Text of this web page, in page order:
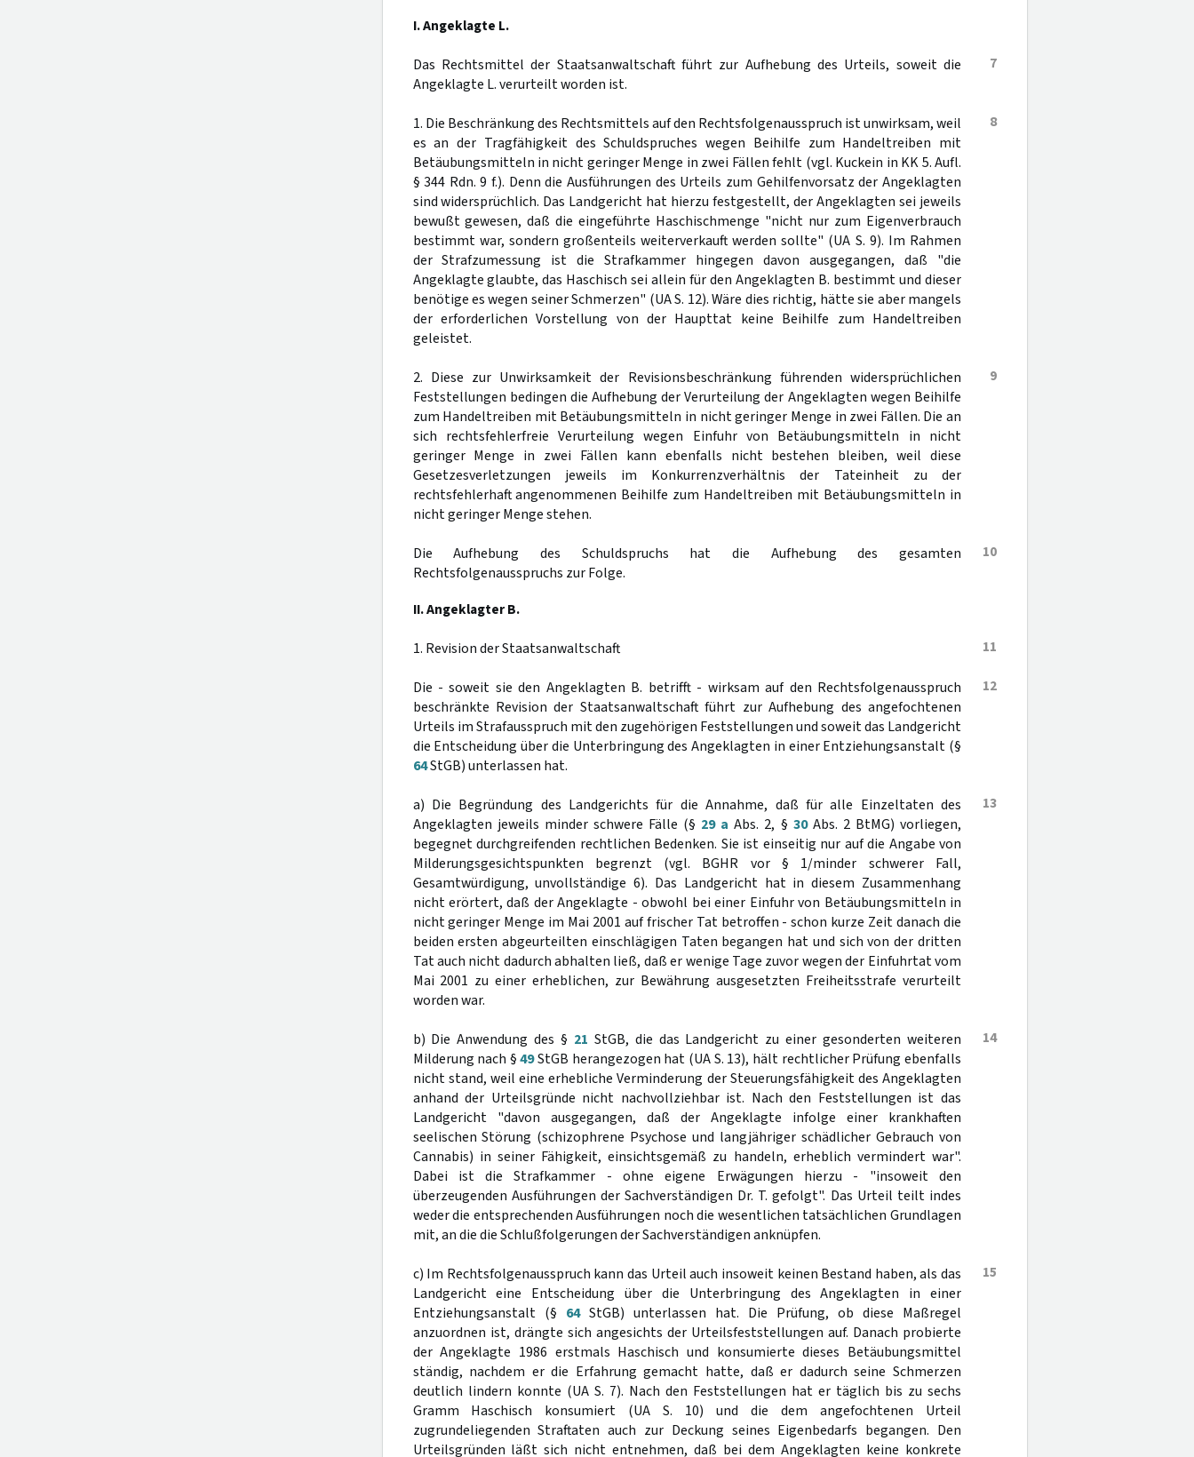
I. Angeklagte L.
7
Das Rechtsmittel der Staatsanwaltschaft führt zur Aufhebung des Urteils, soweit die
Angeklagte L. verurteilt worden ist.
8
1. Die Beschränkung des Rechtsmittels auf den Rechtsfolgenausspruch ist unwirksam, weil
es an der Tragfähigkeit des Schuldspruches wegen Beihilfe zum Handeltreiben mit
Betäubungsmitteln in nicht geringer Menge in zwei Fällen fehlt (vgl. Kuckein in KK 5. Aufl.
§ 344 Rdn. 9 f.). Denn die Ausführungen des Urteils zum Gehilfenvorsatz der Angeklagten
sind widersprüchlich. Das Landgericht hat hierzu festgestellt, der Angeklagten sei jeweils
bewußt gewesen, daß die eingeführte Haschischmenge "nicht nur zum Eigenverbrauch
bestimmt war, sondern großenteils weiterverkauft werden sollte" (UA S. 9). Im Rahmen
der Strafzumessung ist die Strafkammer hingegen davon ausgegangen, daß "die
Angeklagte glaubte, das Haschisch sei allein für den Angeklagten B. bestimmt und dieser
benötige es wegen seiner Schmerzen" (UA S. 12). Wäre dies richtig, hätte sie aber mangels
der erforderlichen Vorstellung von der Haupttat keine Beihilfe zum Handeltreiben
geleistet.
9
2. Diese zur Unwirksamkeit der Revisionsbeschränkung führenden widersprüchlichen
Feststellungen bedingen die Aufhebung der Verurteilung der Angeklagten wegen Beihilfe
zum Handeltreiben mit Betäubungsmitteln in nicht geringer Menge in zwei Fällen. Die an
sich rechtsfehlerfreie Verurteilung wegen Einfuhr von Betäubungsmitteln in nicht
geringer Menge in zwei Fällen kann ebenfalls nicht bestehen bleiben, weil diese
Gesetzesverletzungen jeweils im Konkurrenzverhältnis der Tateinheit zu der
rechtsfehlerhaft angenommenen Beihilfe zum Handeltreiben mit Betäubungsmitteln in
nicht geringer Menge stehen.
10
Die Aufhebung des Schuldspruchs hat die Aufhebung des gesamten
Rechtsfolgenausspruchs zur Folge.
II. Angeklagter B.
11
1. Revision der Staatsanwaltschaft
12
Die - soweit sie den Angeklagten B. betrifft - wirksam auf den Rechtsfolgenausspruch
beschränkte Revision der Staatsanwaltschaft führt zur Aufhebung des angefochtenen
Urteils im Strafausspruch mit den zugehörigen Feststellungen und soweit das Landgericht
die Entscheidung über die Unterbringung des Angeklagten in einer Entziehungsanstalt (§
64StGB) unterlassen hat.
13
a) Die Begründung des Landgerichts für die Annahme, daß für alle Einzeltaten des
Angeklagten jeweils minder schwere Fälle (§ 29 a Abs. 2, § 30Abs. 2 BtMG) vorliegen,
begegnet durchgreifenden rechtlichen Bedenken. Sie ist einseitig nur auf die Angabe von
Milderungsgesichtspunkten begrenzt (vgl. BGHR vor § 1/minder schwerer Fall,
Gesamtwürdigung, unvollständige 6). Das Landgericht hat in diesem Zusammenhang
nicht erörtert, daß der Angeklagte - obwohl bei einer Einfuhr von Betäubungsmitteln in
nicht geringer Menge im Mai 2001 auf frischer Tat betroffen - schon kurze Zeit danach die
beiden ersten abgeurteilten einschlägigen Taten begangen hat und sich von der dritten
Tat auch nicht dadurch abhalten ließ, daß er wenige Tage zuvor wegen der Einfuhrtat vom
Mai 2001 zu einer erheblichen, zur Bewährung ausgesetzten Freiheitsstrafe verurteilt
worden war.
14
b) Die Anwendung des § 21 StGB, die das Landgericht zu einer gesonderten weiteren
Milderung nach §49StGB herangezogen hat (UA S. 13), hält rechtlicher Prüfung ebenfalls
nicht stand, weil eine erhebliche Verminderung der Steuerungsfähigkeit des Angeklagten
anhand der Urteilsgründe nicht nachvollziehbar ist. Nach den Feststellungen ist das
Landgericht "davon ausgegangen, daß der Angeklagte infolge einer krankhaften
seelischen Störung (schizophrene Psychose und langjähriger schädlicher Gebrauch von
Cannabis) in seiner Fähigkeit, einsichtsgemäß zu handeln, erheblich vermindert war".
Dabei ist die Strafkammer - ohne eigene Erwägungen hierzu - "insoweit den
überzeugenden Ausführungen der Sachverständigen Dr. T. gefolgt". Das Urteil teilt indes
weder die entsprechenden Ausführungen noch die wesentlichen tatsächlichen Grundlagen
mit, an die die Schlußfolgerungen der Sachverständigen anknüpfen.
15
c) Im Rechtsfolgenausspruch kann das Urteil auch insoweit keinen Bestand haben, als das
Landgericht eine Entscheidung über die Unterbringung des Angeklagten in einer
Entziehungsanstalt (§ 64StGB) unterlassen hat. Die Prüfung, ob diese Maßregel
anzuordnen ist, drängte sich angesichts der Urteilsfeststellungen auf. Danach probierte
der Angeklagte 1986 erstmals Haschisch und konsumierte dieses Betäubungsmittel
ständig, nachdem er die Erfahrung gemacht hatte, daß er dadurch seine Schmerzen
deutlich lindern konnte (UA S. 7). Nach den Feststellungen hat er täglich bis zu sechs
Gramm Haschisch konsumiert (UA S. 10) und die dem angefochtenen Urteil
zugrundeliegenden Straftaten auch zur Deckung seines Eigenbedarfs begangen. Den
Urteilsgründen läßt sich nicht entnehmen, daß bei dem Angeklagten keine konkrete